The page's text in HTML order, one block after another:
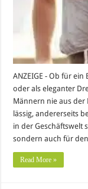
ANZEIGE - Ob für
oder als eleganter
Männern nie aus der
lässig, andererseits
in der Geschäftswelt
sondern auch für
Read More »